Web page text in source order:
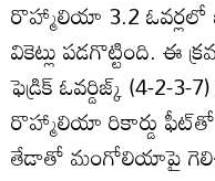
రొహ్మాలియా 3.2 ఓవర్లలో
వికెట్లు పడగొట్టింది. ఈ
ఫెడ్రిక్‌ ఓవర్డిజ్క్‌ (4-2-3-
రొహ్మాలియా రికార్డు
తేడాతో మంగోలియాపై